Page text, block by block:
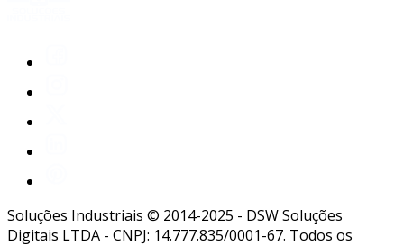
Soluções Industriais © 2014-2025 - DSW Soluções
Digitais LTDA - CNPJ: 14.777.835/0001-67. Todos os